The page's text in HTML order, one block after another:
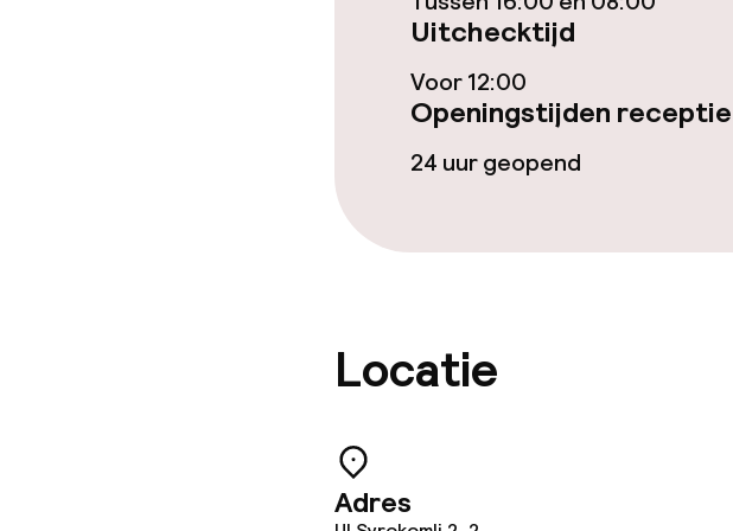
Lunch à la carte
Schoonmaakvoorzieningen
Beleid
Uitchecktijd
Voor 12:00
Openingstijden receptie
24 uur geopend
Locatie
Adres